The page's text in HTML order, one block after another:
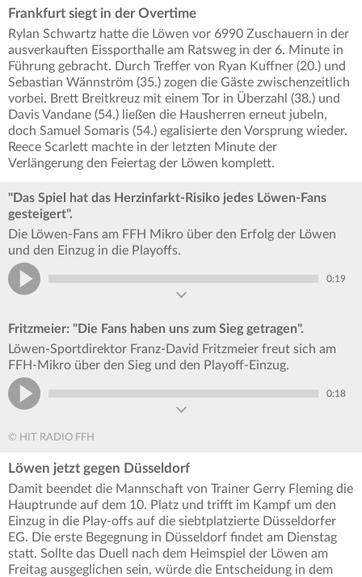
Frankfurt siegt in der Overtime
Rylan Schwartz hatte die Löwen vor 6990 Zuschauern in der
ausverkauften Eissporthalle am Ratsweg in der 6. Minute in
Führung gebracht. Durch Treffer von Ryan Kuffner (20.) und
Sebastian Wännström (35.) zogen die Gäste zwischenzeitlich
vorbei. Brett Breitkreuz mit einem Tor in Überzahl (38.) und
Davis Vandane (54.) ließen die Hausherren erneut jubeln,
doch Samuel Somaris (54.) egalisierte den Vorsprung wieder.
Reece Scarlett machte in der letzten Minute der
Verlängerung den Feiertag der Löwen komplett.
"Das Spiel hat das Herzinfarkt-Risiko jedes Löwen-Fans
gesteigert".
Die Löwen-Fans am FFH Mikro über den Erfolg der Löwen
und den Einzug in die Playoffs.
0:19
Fritzmeier: "Die Fans haben uns zum Sieg getragen".
Löwen-Sportdirektor Franz-David Fritzmeier freut sich am
FFH-Mikro über den Sieg und den Playoff-Einzug.
0:18
© HIT RADIO FFH
Löwen jetzt gegen Düsseldorf
Damit beendet die Mannschaft von Trainer Gerry Fleming die
Hauptrunde auf dem 10. Platz und trifft im Kampf um den
Einzug in die Play-offs auf die siebtplatzierte Düsseldorfer
EG. Die erste Begegnung in Düsseldorf findet am Dienstag
statt. Sollte das Duell nach dem Heimspiel der Löwen am
Freitag ausgeglichen sein, würde die Entscheidung in dem